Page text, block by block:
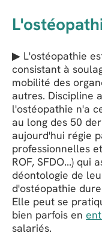
▶ L'ostéopathie
consistant à
mobilité des
autres. Discipline
l'ostéopathie n'a
au long des 50
aujourd'hui régie
professionnelles
ROF, SFDO...) qui
déontologie de
d'ostéopathie
Elle peut se
bien parfois en
salariés.